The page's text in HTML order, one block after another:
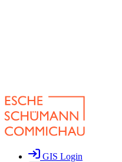
GIS Login